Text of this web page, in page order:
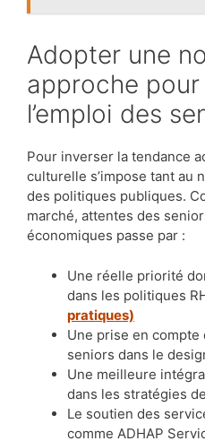
Adopter une nouvelle
approche
l’emploi des
Pour inverser la tendance
culturelle s’impose tant au
des politiques publiques.
marché, attentes des
économiques passe par :
Une réelle priorité
dans les politiques
pratiques)
Une prise en
seniors dans le
Une meilleure
dans les stratégies
Le soutien des
comme ADHAP